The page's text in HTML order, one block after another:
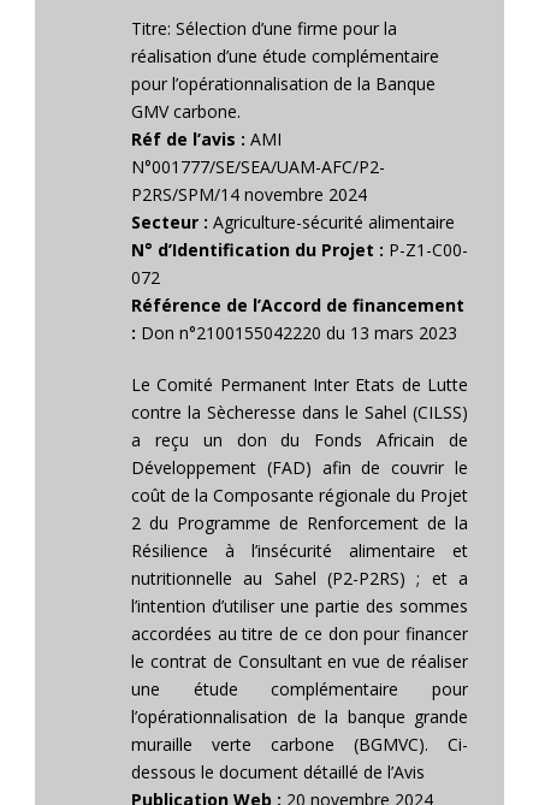
Titre: Sélection d’une firme pour la
réalisation d’une étude complémentaire
pour l’opérationnalisation de la Banque
GMV carbone.
Réf de l’avis : AMI
N°001777/SE/SEA/UAM-AFC/P2-
P2RS/SPM/14 novembre 2024
Secteur : Agriculture-sécurité alimentaire
N° d’Identification du Projet : P-Z1-C00-
072
Référence de l’Accord de financement
: Don n°2100155042220 du 13 mars 2023
Le Comité Permanent Inter Etats de Lutte
contre la Sècheresse dans le Sahel (CILSS)
a reçu un don du Fonds Africain de
Développement (FAD) afin de couvrir le
coût de la Composante régionale du Projet
2 du Programme de Renforcement de la
Résilience à l’insécurité alimentaire et
nutritionnelle au Sahel (P2-P2RS) ; et a
l’intention d’utiliser une partie des sommes
accordées au titre de ce don pour financer
le contrat de Consultant en vue de réaliser
une étude complémentaire pour
l’opérationnalisation de la banque grande
muraille verte carbone (BGMVC). Ci-
dessous le document détaillé de l’Avis
Publication Web : 20 novembre 2024